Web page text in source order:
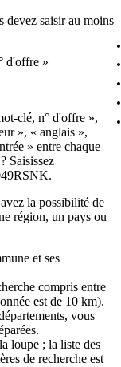
devez saisir au moins
d'offre »
clé, n° d'offre »,
», « anglais »,
» entre chaque
Saisissez
la possibilité de
région, un pays ou
et ses
compris entre
est de 10 km).
vous
loupe ; la liste des
de recherche est